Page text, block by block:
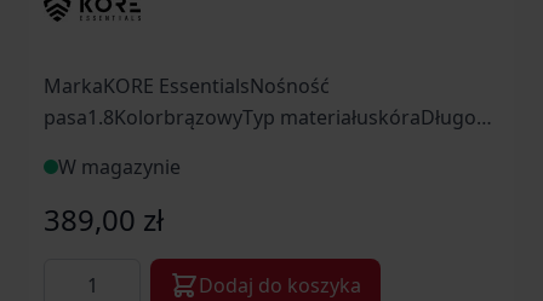
MarkaKORE EssentialsNośność
pasa1.8KolorbrązowyTyp materiałuskóraDługość
[mm]38ProducentKORE Essentials, USA
W magazynie
389,00 zł
Dodaj do koszyka